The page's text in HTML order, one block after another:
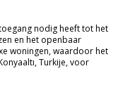
nodig heeft tot het
en het openbaar
woningen, waardoor het
Turkije, voor